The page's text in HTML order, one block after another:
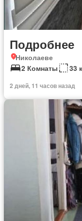
Подробнее
Николаеве
2 Комнаты
33
2 дней, 11 часов назад